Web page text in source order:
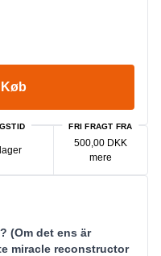
Køb
FRI FRAGT FRA
500,00 DKK
mere
(Om det ens är
miracle reconstructor